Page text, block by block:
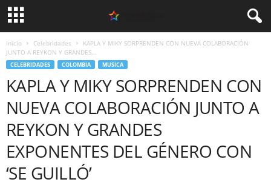
Inicio Celebridades
KAPLA Y MIKY SORPRENDEN CON NUEVA COLABORACIÓN
JUNTO A REYKON Y GRANDES...
CELEBRIDADES COLOMBIA MUSICA
KAPLA Y MIKY SORPRENDEN CON
NUEVA COLABORACIÓN JUNTO A
REYKON Y GRANDES
EXPONENTES DEL GÉNERO CON
‘SE GUILLÓ’